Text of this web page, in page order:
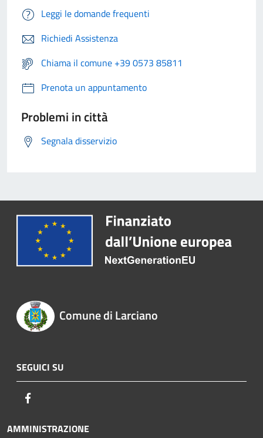
Leggi le domande frequenti
Richiedi Assistenza
Chiama il comune +39 0573 85811
Prenota un appuntamento
Problemi in città
Segnala disservizio
Comune di Larciano
SEGUICI SU
AMMINISTRAZIONE